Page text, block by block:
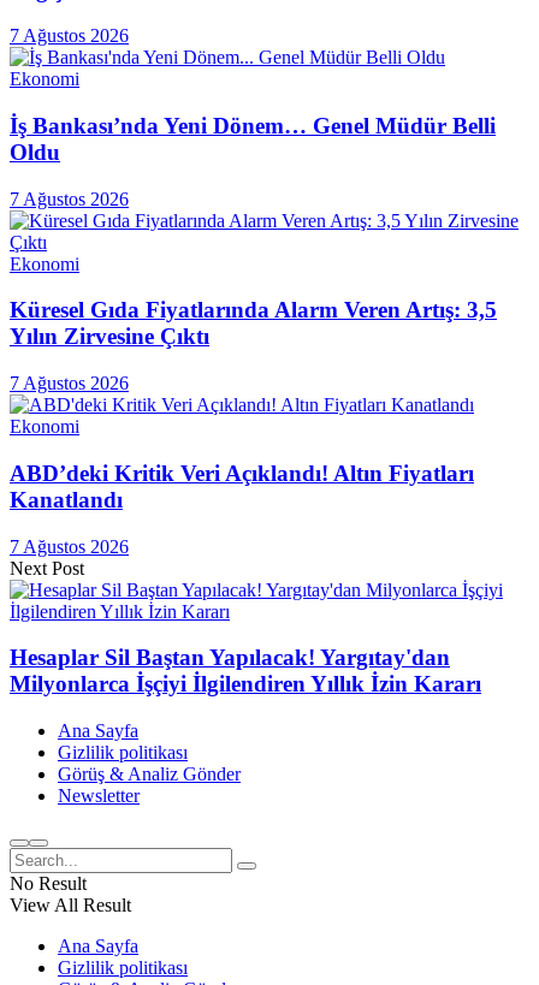
7 Ağustos 2026
Ekonomi
İş Bankası’nda Yeni Dönem… Genel Müdür Belli
Oldu
7 Ağustos 2026
Ekonomi
Küresel Gıda Fiyatlarında Alarm Veren Artış: 3,5
Yılın Zirvesine Çıktı
7 Ağustos 2026
Ekonomi
ABD’deki Kritik Veri Açıklandı! Altın Fiyatları
Kanatlandı
7 Ağustos 2026
Next Post
Hesaplar Sil Baştan Yapılacak! Yargıtay'dan
Milyonlarca İşçiyi İlgilendiren Yıllık İzin Kararı
Ana Sayfa
Gizlilik politikası
Görüş & Analiz Gönder
Newsletter
No Result
View All Result
Ana Sayfa
Gizlilik politikası